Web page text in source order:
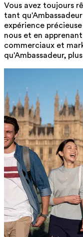
Vous avez toujours
tant
expérience
nous et en
commerciaux et
qu'Ambassadeur,